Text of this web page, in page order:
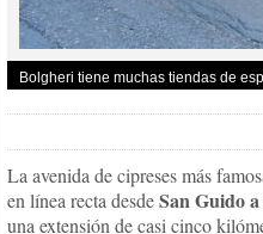
Bolgheri tiene muchas tiendas de
La avenida de cipreses más
en línea recta desdeSan Guido
una extensión de casi cinco